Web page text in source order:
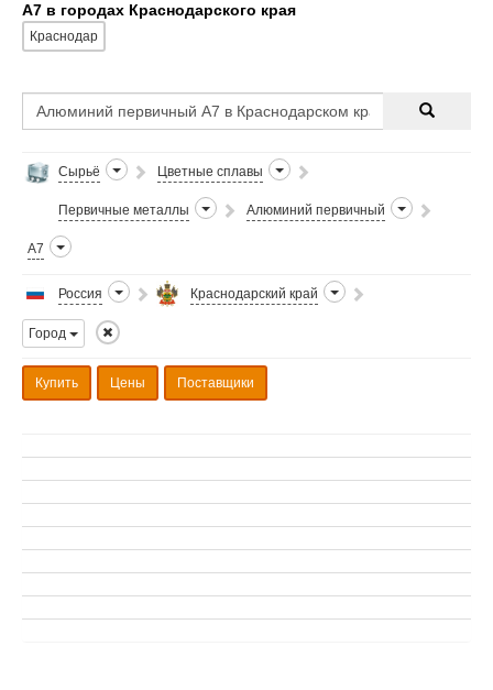
А7 в городах Краснодарского края
Краснодар
Сырьё Цветные сплавы
Первичные металлы Алюминий первичный
А7
Россия Краснодарский край
Город
Купить Цены Поставщики